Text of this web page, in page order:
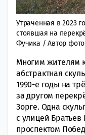
Утраченная в 2023
стоявшая на
Фучика / Автор
Многим жителям
абстрактная
1990-е годы на
за другом
Зорге. Одна
с улицей Братьев
проспектом